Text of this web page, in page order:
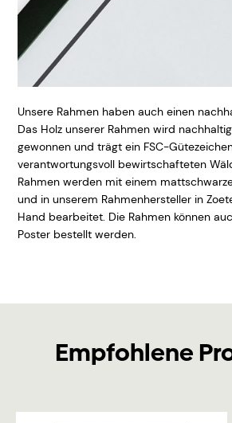
Unsere Rahmen haben auch einen
Das Holz unserer Rahmen wird
gewonnen und trägt ein FSC-
verantwortungsvoll bewirtschafteten
Rahmen werden mit einem
und in unserem Rahmenhersteller in
Hand bearbeitet. Die Rahmen können
Poster bestellt werden.
Empfohlene